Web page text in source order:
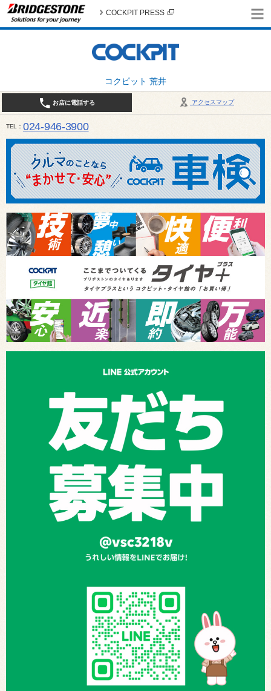
コクピット 荒井
COCKPIT PRESS
アクセスマップ
お店に電話する
TEL 024-946-3900
平日 9:30～19:00 日・祝日 9:30～18:00 / 定休日：毎週火曜日・繁忙期（4月・12月）を除
ご確認ください。